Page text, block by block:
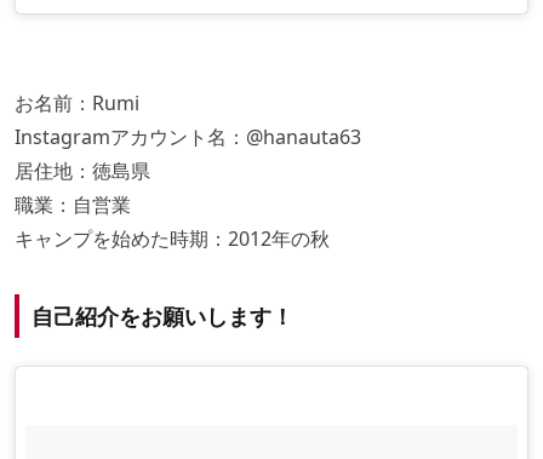
お名前：Rumi
Instagramアカウント名： @hanauta63
居住地：徳島県
職業：自営業
キャンプを始めた時期：2012年の秋
自己紹介をお願いします！